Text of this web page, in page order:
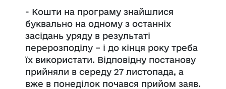
- Кошти на програму знайшлися
буквально на одному з останніх
засідань уряду в результаті
перерозподілу – і до кінця року треба
їх використати. Відповідну постанову
прийняли в середу 27 листопада, а
вже в понеділок почався прийом заяв.